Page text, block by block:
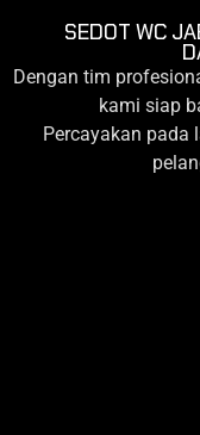
SEDOT WC
Dengan tim
kami siap
Percayakan pada